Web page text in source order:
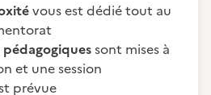
vous est dédié tout au
pédagogiquessont mises à
et une session
prévue